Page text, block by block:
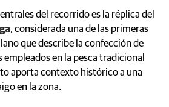
del recorrido es la réplica del
, considerada una de las primeras
que describe la confección de
empleados en la pesca tradicional
aporta contexto histórico a una
en la zona.